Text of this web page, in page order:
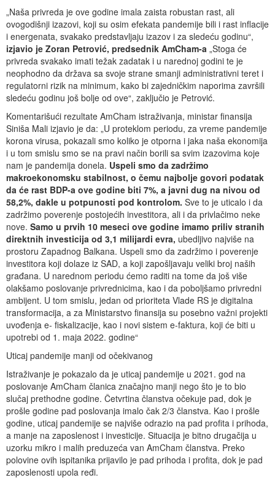
„Naša privreda je ove godine imala zaista robustan rast, ali
ovogodišnji izazovi, koji su osim efekata pandemije bili i rast inflacije
i energenata, svakako predstavljaju izazov i za sledeću godinu“,
izjavio je Zoran Petrović, predsednik AmCham-a „Stoga će
privreda svakako imati težak zadatak i u narednoj godini te je
neophodno da država sa svoje strane smanji administrativni teret i
regulatorni rizik na minimum, kako bi zajedničkim naporima završili
sledeću godinu još bolje od ove“, zaključio je Petrović.
Komentarišući rezultate AmCham istraživanja, ministar finansija
Siniša Mali izjavio je da: „U proteklom periodu, za vreme pandemije
korona virusa, pokazali smo koliko je otporna i jaka naša ekonomija
i u tom smislu smo se na pravi način borili sa svim izazovima koje
nam je pandemija donela. Uspeli smo da zadržimo
makroekonomsku stabilnost, o čemu najbolje govori podatak
da će rast BDP-a ove godine biti 7%, a javni dug na nivou od
58,2%, dakle u potpunosti pod kontrolom. Sve to je uticalo i da
zadržimo poverenje postojećih investitora, ali i da privlačimo neke
nove. Samo u prvih 10 meseci ove godine imamo priliv stranih
direktnih investicija od 3,1 milijardi evra, ubedljivo najviše na
prostoru Zapadnog Balkana. Uspeli smo da zadržimo i poverenje
investitora koji dolaze iz SAD, a koji zapošljavaju veliki broj naših
građana. U narednom periodu ćemo raditi na tome da još više
olakšamo poslovanje privrednicima, kao i da poboljšamo privredni
ambijent. U tom smislu, jedan od prioriteta Vlade RS je digitalna
transformacija, a za Ministarstvo finansija su posebno važni projekti
uvođenja e- fiskalizacije, kao i novi sistem e-faktura, koji će biti u
upotrebi od 1. maja 2022. godine“
Uticaj pandemije manji od očekivanog
Istraživanje je pokazalo da je uticaj pandemije u 2021. god na
poslovanje AmCham članica značajno manji nego što je to bio
slučaj prethodne godine. Četvrtina članstva očekuje pad, dok je
prošle godine pad poslovanja imalo čak 2/3 članstva. Kao i prošle
godine, uticaj pandemije se najviše odrazio na pad profita i prihoda,
a manje na zaposlenost i investicije. Situacija je bitno drugačija u
uzorku mikro i malih preduzeća van AmCham članstva. Preko
polovine ovih ispitanika prijavilo je pad prihoda i profita, dok je pad
zaposlenosti upola ređi.